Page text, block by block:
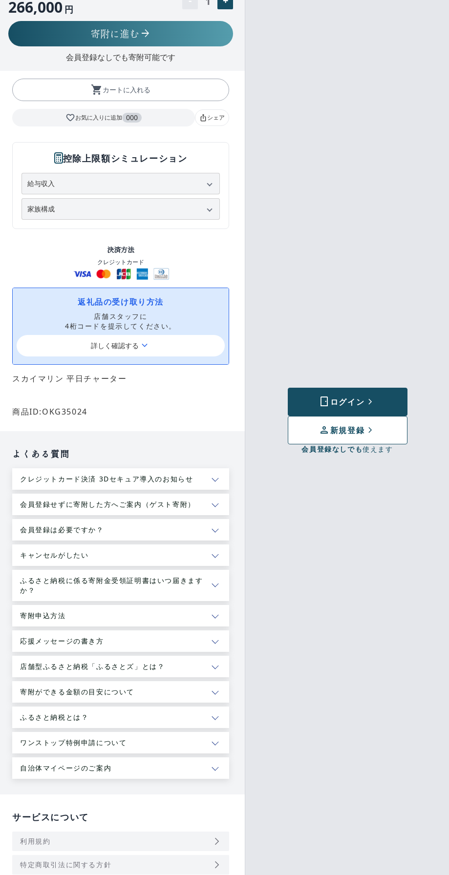
sensor_door ログイン chevron_forward
person 新規登録 chevron_forward
会員登録なしでも使えます
266,000 円
寄附に進む arrow_forward
会員登録なしでも寄附可能です
shopping_cart カートに入れる
favorite_borderお気に入りに追加 000 ios_shareシェア
控除上限額シミュレーション
決済方法
クレジットカード
返礼品の受け取り方法
店舗スタッフに
4桁コードを提示してください。
詳しく確認する keyboard_arrow_down
スカイマリン 平日チャーター
商品ID:OKG35024
よくある質問
クレジットカード決済 3Dセキュア導入のお知らせ
会員登録せずに寄附した方へご案内（ゲスト寄附）
会員登録は必要ですか？
キャンセルがしたい
ふるさと納税に係る寄附金受領証明書はいつ届きます
か？
寄附申込方法
応援メッセージの書き方
店舗型ふるさと納税「ふるさとズ」とは？
寄附ができる金額の目安について
ふるさと納税とは？
ワンストップ特例申請について
自治体マイページのご案内
サービスについて
利用規約 arrow_forward_ios
特定商取引法に関する方針 arrow_forward_ios